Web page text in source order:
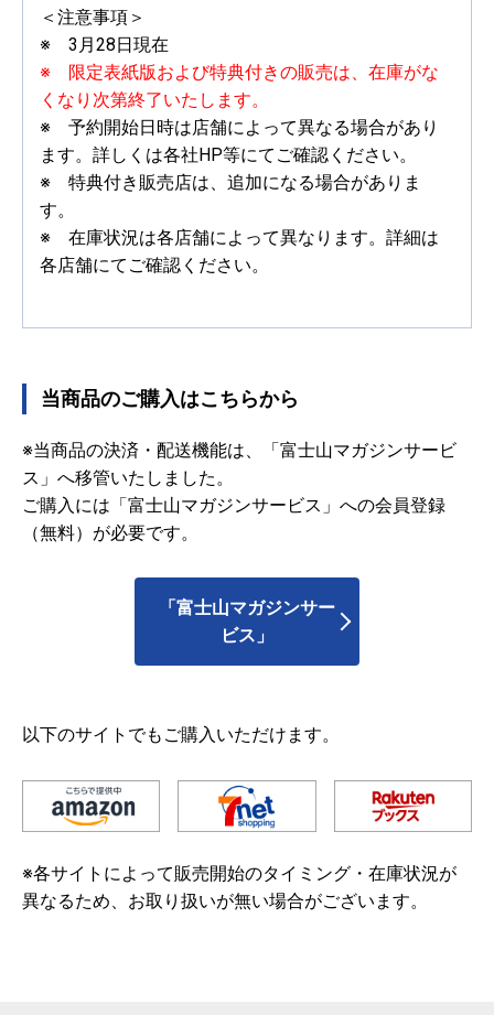
＜注意事項＞
※ 3月28日現在
※ 限定表紙版および特典付きの販売は、在庫がな
くなり次第終了いたします。
※ 予約開始日時は店舗によって異なる場合があり
ます。詳しくは各社HP等にてご確認ください。
※ 特典付き販売店は、追加になる場合がありま
す。
※ 在庫状況は各店舗によって異なります。詳細は
各店舗にてご確認ください。
当商品のご購入はこちらから
※当商品の決済・配送機能は、「富士山マガジンサービ
ス」へ移管いたしました。
ご購入には「富士山マガジンサービス」への会員登録
（無料）が必要です。
「富士山マガジンサー
ビス」
以下のサイトでもご購入いただけます。
※各サイトによって販売開始のタイミング・在庫状況が
異なるため、お取り扱いが無い場合がございます。